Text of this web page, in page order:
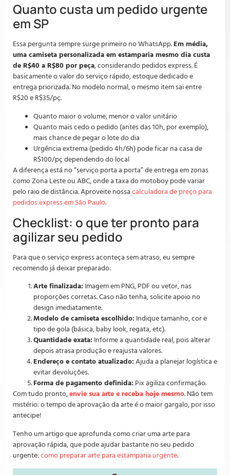
Quanto custa um pedido urgente
em SP
Essa pergunta sempre surge primeiro no WhatsApp. Em média,
uma camiseta personalizada em estamparia mesmo dia custa
de R$40 a R$80 por peça, considerando pedidos express. É
basicamente o valor do serviço rápido, estoque dedicado e
entrega priorizada. No modelo normal, o mesmo item sai entre
R$20 e R$35/pç.
Quanto maior o volume, menor o valor unitário
Quanto mais cedo o pedido (antes das 10h, por exemplo),
mais chance de pegar o lote do dia
Urgência extrema (pedido 4h/6h) pode ficar na casa de
R$100/pç dependendo do local
A diferença está no “serviço porta a porta” de entrega em zonas
como Zona Leste ou ABC, onde a taxa do motoboy pode variar
pelo raio de distância. Aproveite nossa calculadora de preço para
pedidos express em São Paulo.
Checklist: o que ter pronto para
agilizar seu pedido
Para que o serviço express aconteça sem atraso, eu sempre
recomendo já deixar preparado:
Arte finalizada: Imagem em PNG, PDF ou vetor, nas
proporções corretas. Caso não tenha, solicite apoio no
design imediatamente.
Modelo de camiseta escolhido: Indique tamanho, cor e
tipo de gola (básica, baby look, regata, etc).
Quantidade exata: Informe a quantidade real, pois alterar
depois atrasa produção e reajusta valores.
Endereço e contato atualizado: Ajuda a planejar logística e
evitar devoluções.
Forma de pagamento definida: Pix agiliza confirmação.
Com tudo pronto,envie sua arte e receba hoje mesmo. Não tem
mistério: o tempo de aprovação da arte é o maior gargalo, por isso
antecipe!
Tenho um artigo que aprofunda como criar uma arte para
aprovação rápida, que pode ajudar bastante no seu pedido
urgente:como preparar arte para estamparia urgente.